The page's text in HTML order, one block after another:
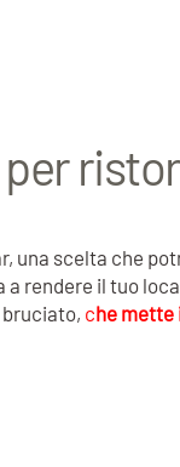
una scelta che
rendere il tuo
che mette